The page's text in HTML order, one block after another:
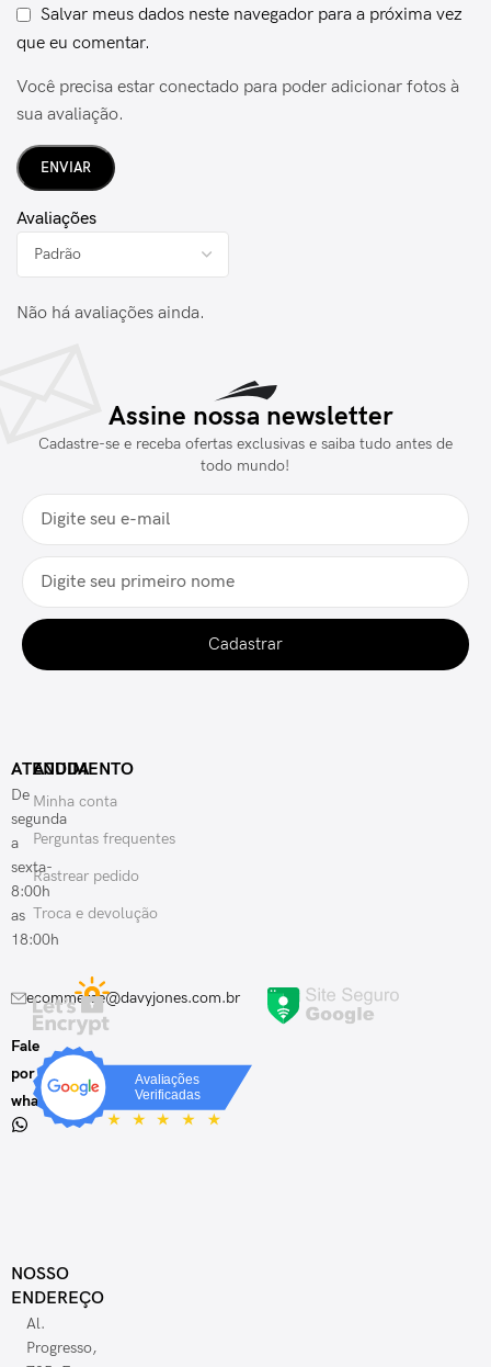
Avaliações
Não há avaliações ainda.
Salvar meus dados neste navegador para a próxima vez
que eu comentar.
Você precisa estar conectado para poder adicionar fotos à
sua avaliação.
Assine nossa newsletter
Cadastre-se e receba ofertas exclusivas e saiba tudo antes de
todo mundo!
Cadastrar
ATENDIMENTO
De
segunda
a
sexta-
8:00h
as
18:00h
ecommerce@davyjones.com.br
Fale
por
whatsapp
NOSSO
ENDEREÇO
Al.
Progresso,
AJUDA
Minha conta
Perguntas frequentes
Rastrear pedido
Troca e devolução